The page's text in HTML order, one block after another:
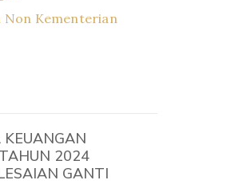
Non Kementerian
2024
GANTI